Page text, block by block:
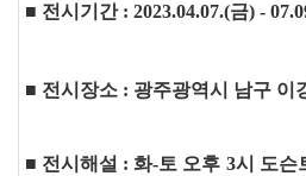
■ 전시 기간 : 2023.04.07.(금) -
■ 전시장소 : 광주광역시 남구 이
■ 전시해설 : 화-토 오후 3시 도